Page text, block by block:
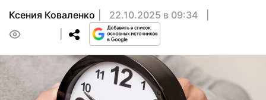
Ксения Коваленко
22.10.2025 в 09:34